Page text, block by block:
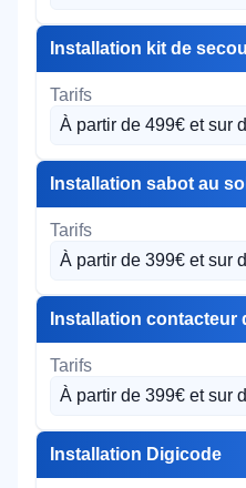
Installation kit de
À partir de 499€ et sur
Installation sabot au sol
À partir de 399€ et sur
Installation contacteur
À partir de 399€ et sur
Installation Digicode